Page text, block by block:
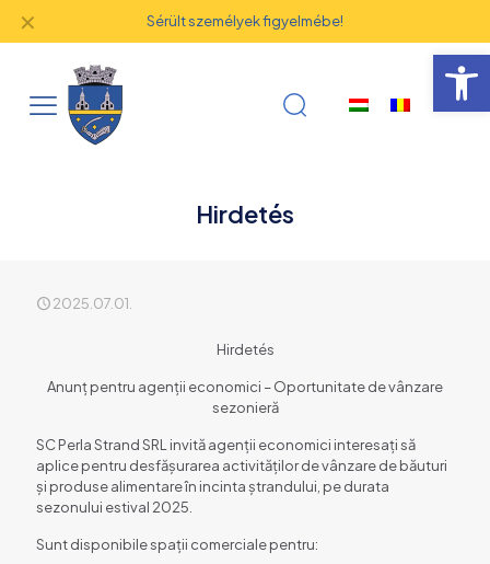
Sérült személyek figyelmébe!
✕
Hirdetés
2025.07.01.
Hirdetés
Anunț pentru agenții economici – Oportunitate de vânzare
sezonieră
SC Perla Strand SRL invită agenții economici interesați să
aplice pentru desfășurarea activităților de vânzare de băuturi
și produse alimentare în incinta ștrandului, pe durata
sezonului estival 2025.
Sunt disponibile spații comerciale pentru: